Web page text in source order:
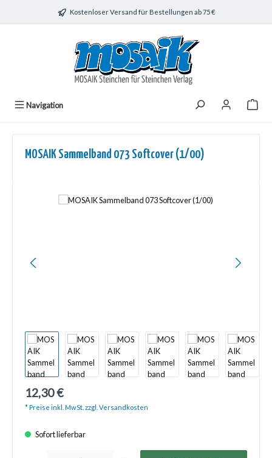
Zum Hauptinhalt springenKostenloser Versand für Bestellungen ab 75 €
Navigation
MOSAIK Sammelband 073 Softcover (1/00)
Bildergalerie überspringen
12,30 €
* Preise inkl. MwSt. zzgl. Versandkosten
Sofort lieferbar